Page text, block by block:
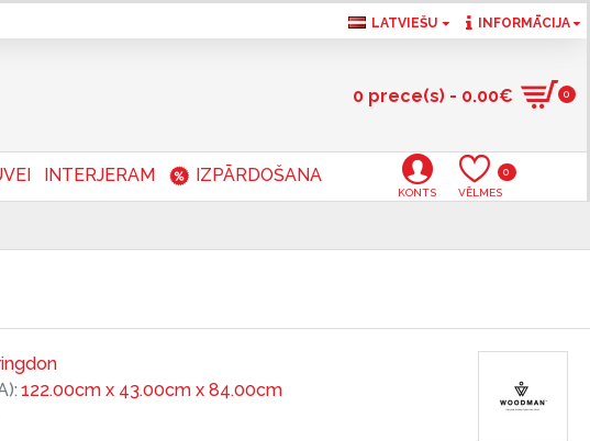
LATVIEŠU INFORMĀCIJA
0 prece(s) - 0.00€ 0
INTERJERAM IZPĀRDOŠANA
KONTS VĒLMES
0
122.00cm x 43.00cm x 84.00cm